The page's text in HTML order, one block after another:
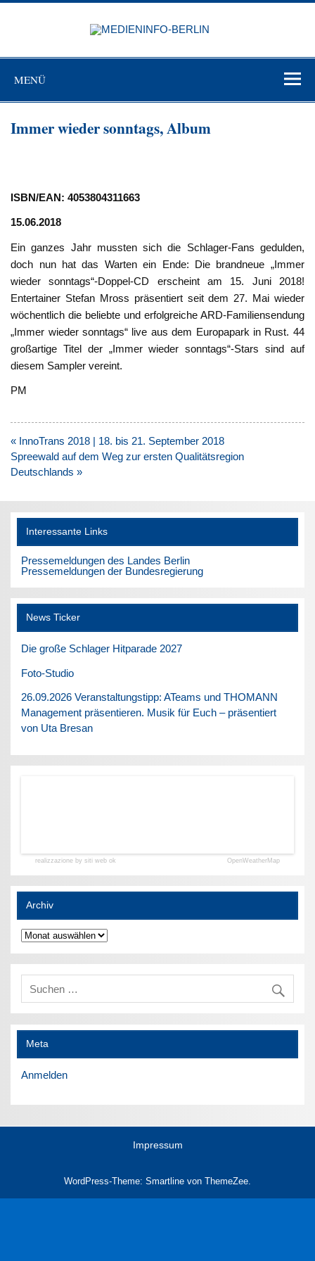
Zum
MENÜ
Immer wieder sonntags, Album
ISBN/EAN: 4053804311663
15.06.2018
Ein ganzes Jahr mussten sich die Schlager-Fans gedulden,
doch nun hat das Warten ein Ende: Die brandneue „Immer
wieder sonntags“-Doppel-CD erscheint am 15. Juni 2018!
Entertainer Stefan Mross präsentiert seit dem 27. Mai wieder
wöchentlich die beliebte und erfolgreiche ARD-Familiensendung
„Immer wieder sonntags“ live aus dem Europapark in Rust. 44
großartige Titel der „Immer wieder sonntags“-Stars sind auf
diesem Sampler vereint.
PM
Beitragsnavigation
« InnoTrans 2018 | 18. bis 21. September 2018
Spreewald auf dem Weg zur ersten Qualitätsregion
Deutschlands »
Interessante Links
Pressemeldungen des Landes Berlin
Pressemeldungen der Bundesregierung
News Ticker
Die große Schlager Hitparade 2027
Foto-Studio
26.09.2026 Veranstaltungstipp: ATeams und THOMANN
Management präsentieren. Musik für Euch – präsentiert
von Uta Bresan
realizzazione by siti web ok OpenWeatherMap
Archiv
Archiv
Meta
Anmelden
Impressum
WordPress-Theme: Smartline von ThemeZee.